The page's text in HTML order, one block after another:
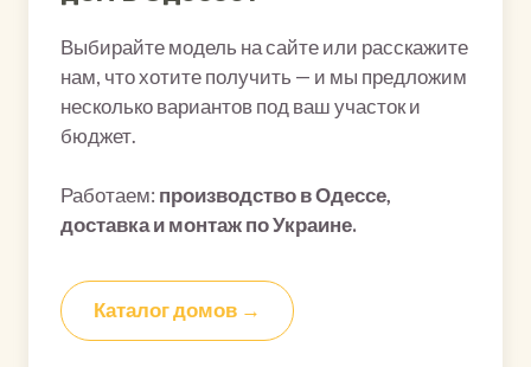
Выбирайте модель на сайте или расскажите
нам, что хотите получить — и мы предложим
несколько вариантов под ваш участок и
бюджет.
Работаем: производство в Одессе,
доставка и монтаж по Украине.
Каталог домов →